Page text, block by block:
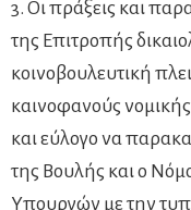
3. Οι πράξεις και
της Επιτροπής
κοινοβουλευτική
καινοφανούς
και εύλογο να
της Βουλής και ο
Υπουργών με την